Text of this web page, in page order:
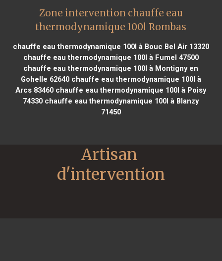
Zone intervention chauffe eau
thermodynamique 100l Rombas
chauffe eau thermodynamique 100l à Bouc Bel Air 13320
chauffe eau thermodynamique 100l à Fumel 47500
chauffe eau thermodynamique 100l à Montigny en
Gohelle 62640chauffe eau thermodynamique 100l à
Arcs 83460 chauffe eau thermodynamique 100l à Poisy
74330 chauffe eau thermodynamique 100l à Blanzy
71450
Artisan
d'intervention